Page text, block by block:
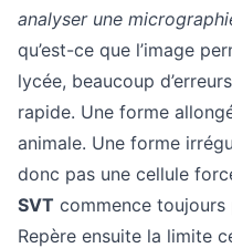
analyser une
qu’est-ce que l’image
lycée, beaucoup
rapide. Une forme
animale. Une forme
donc pas une cellule
SVT commence toujours
Repère ensuite la limite